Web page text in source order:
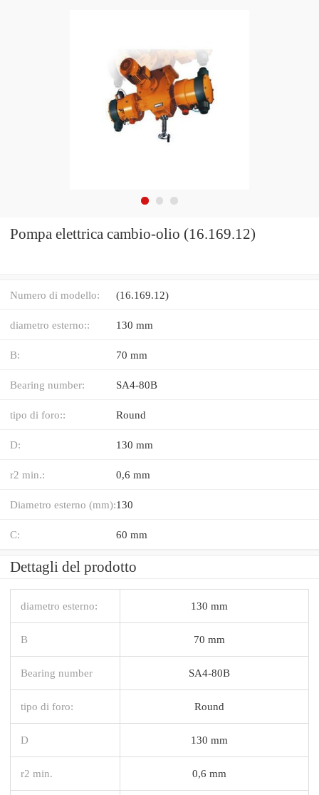
Pompa elettrica cambio-olio (16.169.12)
Numero di modello: (16.169.12)
diametro esterno:: 130 mm
B: 70 mm
Bearing number: SA4-80B
tipo di foro:: Round
D: 130 mm
r2 min.: 0,6 mm
Diametro esterno (mm):130
C: 60 mm
Dettagli del prodotto
diametro esterno: 130 mm
B 70 mm
Bearing number SA4-80B
tipo di foro: Round
D 130 mm
r2 min. 0,6 mm